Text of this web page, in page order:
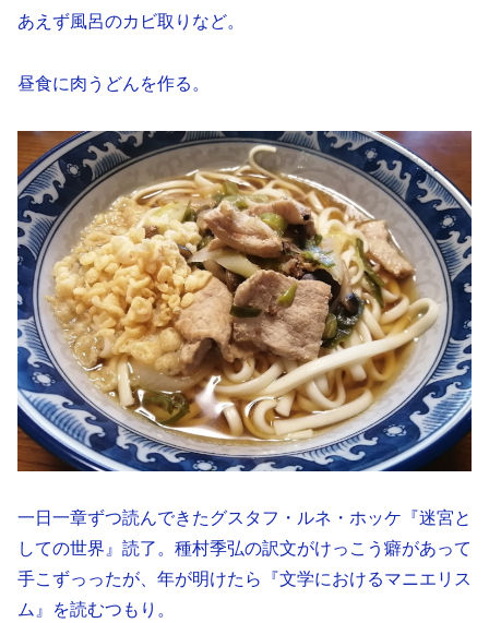
あえず風呂のカビ取りなど。
昼食に肉うどんを作る。
一日一章ずつ読んできたグスタフ・ルネ・ホッケ『迷宮と
しての世界』読了。種村季弘の訳文がけっこう癖があって
手こずっったが、年が明けたら『文学におけるマニエリス
ム』を読むつもり。